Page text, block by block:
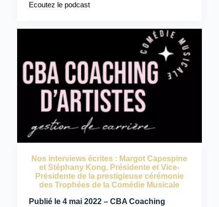
Ecoutez le podcast
Nos interviews écrites : Margot Capespine
et Stéphany Kong, Présidente et Vice-
Présidente de la prestigieuse cérémonie
des Trophées de la Comédie Musicale
Publié le 4 mai 2022 – CBA Coaching